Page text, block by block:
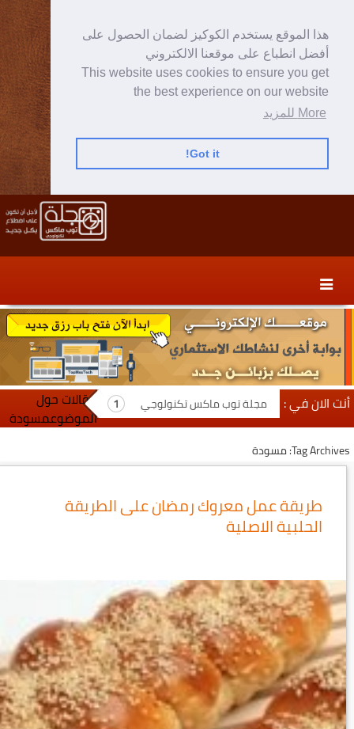
هذا الموقع يستخدم الكوكيز لضمان الحصول على
أفضل انطباع على موقعنا الالكتروني
This website uses cookies to ensure you get
the best experience on our website
More للمزيد
Got it!
content
secondary
content
أنت الان في : مجلة توب ماكس تكنولوجي
مقالات حول
الموضوعمسودة
Tag Archives: مسودة
طريقة عمل معروك رمضان على الطريقة
الحلبية الاصلية